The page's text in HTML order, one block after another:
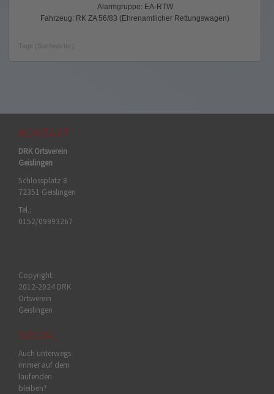
Alarmgruppe: EA-RTW
Fahrzeug: RK ZA 56/83 (Ehrenamtlicher Rettungswagen)
Tags (Suchwörter):
KONTAKT
DRK Ortsverein
Geislingen
Schlossplatz 8
72351 Geislingen
Tel.:
0152/09993267
Copyright:
2012-2024 DRK
Ortsverein
Geislingen
SOCIAL
Auch unterwegs
immer auf dem
laufenden
bleiben?